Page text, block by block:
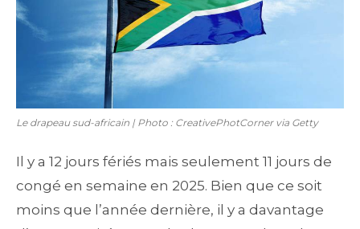
Le drapeau sud-africain | Photo : CreativePhotCorner via Getty
Il y a 12 jours fériés mais seulement 11 jours de
congé en semaine en 2025. Bien que ce soit
moins que l’année dernière, il y a davantage